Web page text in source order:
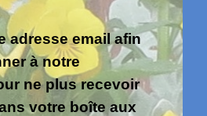
adresse email afin
à notre
ne plus recevoir
votre boîte aux